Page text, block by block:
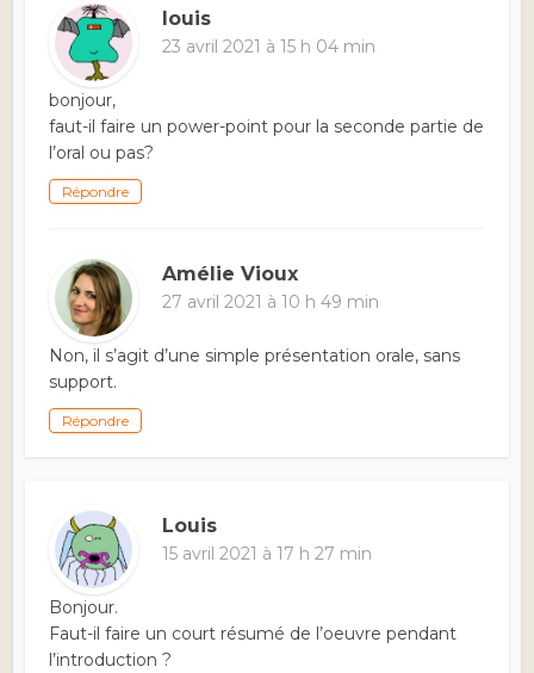
louis
23 avril 2021 à 15 h 04 min
bonjour,
faut-il faire un power-point pour la seconde partie de
l’oral ou pas?
Répondre
Amélie Vioux
27 avril 2021 à 10 h 49 min
Non, il s’agit d’une simple présentation orale, sans
support.
Répondre
Louis
15 avril 2021 à 17 h 27 min
Bonjour.
Faut-il faire un court résumé de l’oeuvre pendant
l’introduction ?